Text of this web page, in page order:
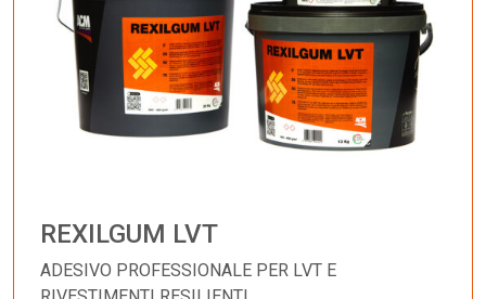
REXILGUM LVT
ADESIVO PROFESSIONALE PER LVT E